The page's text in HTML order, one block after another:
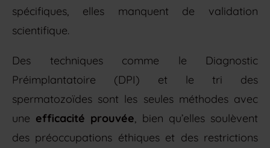
spécifiques, elles manquent de validation
scientifique.
Des techniques comme le Diagnostic
Préimplantatoire (DPI) et le tri des
spermatozoïdes sont les seules méthodes avec
une efficacité prouvée , bien qu’elles soulèvent
des préoccupations éthiques et des restrictions